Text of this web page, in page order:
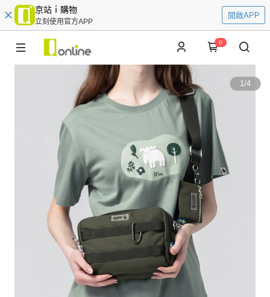
京站ｉ購物
立刻使用官方APP
開啟APP
0
1/4